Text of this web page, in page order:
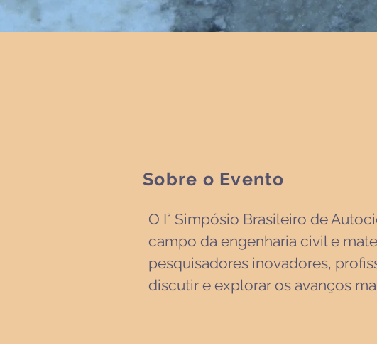
Sobre o Evento
O I° Simpósio Brasileiro de
campo da engenharia civil e
pesquisadores inovadores,
discutir e explorar os avanços